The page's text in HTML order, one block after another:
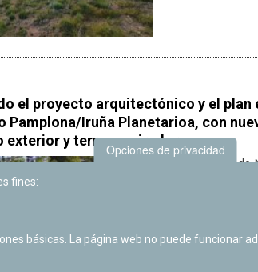
el proyecto arquitectónico y el plan
Pamplona/Iruña Planetarioa, con
exterior y terraza mirador
El Gobierno de
Opciones de privacidad
fines:
básicas. La página web no puede funcionar